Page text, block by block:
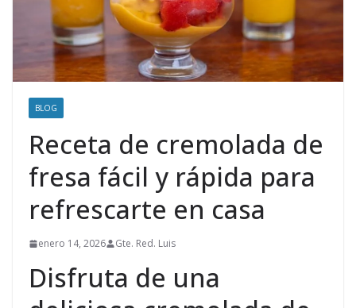
BLOG
Receta de cremolada de
fresa fácil y rápida para
refrescarte en casa
enero 14, 2026 Gte. Red. Luis
Disfruta de una